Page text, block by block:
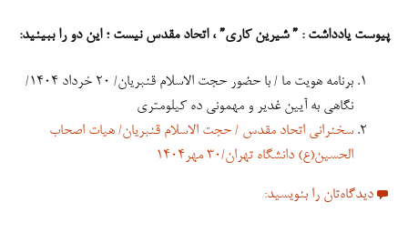
پیوست یادداشت : ” شیرین کاری” ، اتحاد مقدس نیست ؛ این دو را ببینید:
برنامه هویت ما / با حضور حجت الاسلام قنبریان/ ۲۰ خرداد ۱۴۰۴/
نگاهی به آیین غدیر و مهمونی ده کیلومتری
سخنرانی اتحاد مقدس / حجت الاسلام قنبریان/ هیات اصحاب
الحسین(ع) دانشگاه تهران/۳۰ مهر۱۴۰۴
دیدگاه‌تان را بنویسید: